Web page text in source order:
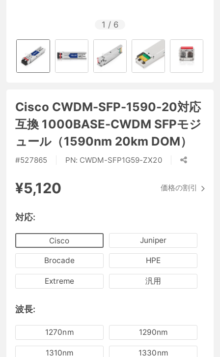
1 / 6
Cisco CWDM-SFP-1590-20対応
互換 1000BASE-CWDM SFPモジ
ュール（1590nm 20km DOM）
#527865 PN: CWDM-SFP1G59-ZX20
¥5,120 価格の割引
対応:
Cisco Juniper
Brocade HPE
Extreme 汎用
波長:
1270nm 1290nm
1310nm 1330nm